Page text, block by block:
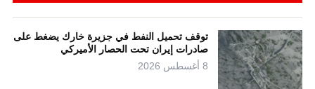
توقف تحميل النفط في جزيرة خارك يضغط على
صادرات إيران تحت الحصار الأميركي
8 أغسطس 2026